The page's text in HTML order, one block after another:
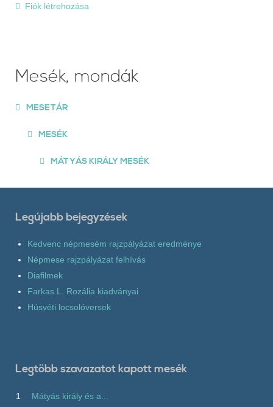
Fiók létrehozása
Mesék, mondák
MESETÁR
MESÉK
MÁTYÁS KIRÁLY MESÉK
Legújabb bejegyzések
Kedvenc népmesém rajzpályázat eredménye
Népmese rajzpályázat felhívás
Diafilmek
Farkas L. Rozália kiadványai
Húsvéti locsolóversek
Legtöbb szavazatot kapott mesék
1
Mátyás király és a...